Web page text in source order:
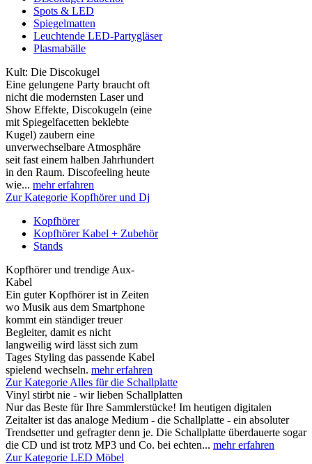
Spots & LED
Spiegelmatten
Leuchtende LED-Partygläser
Plasmabälle
Kult: Die Discokugel
Eine gelungene Party braucht oft
nicht die modernsten Laser und
Show Effekte, Discokugeln (eine
mit Spiegelfacetten beklebte
Kugel) zaubern eine
unverwechselbare Atmosphäre
seit fast einem halben Jahrhundert
in den Raum. Discofeeling heute
wie... mehr erfahren
Zur Kategorie Kopfhörer und Dj
Kopfhörer
Kopfhörer Kabel + Zubehör
Stands
Kopfhörer und trendige Aux-
Kabel
Ein guter Kopfhörer ist in Zeiten
wo Musik aus dem Smartphone
kommt ein ständiger treuer
Begleiter, damit es nicht
langweilig wird lässt sich zum
Tages Styling das passende Kabel
spielend wechseln. mehr erfahren
Zur Kategorie Alles für die Schallplatte
Vinyl stirbt nie - wir lieben Schallplatten
Nur das Beste für Ihre Sammlerstücke! Im heutigen digitalen
Zeitalter ist das analoge Medium - die Schallplatte - ein absoluter
Trendsetter und gefragter denn je. Die Schallplatte überdauerte sogar
die CD und ist trotz MP3 und Co. bei echten... mehr erfahren
Zur Kategorie LED Möbel